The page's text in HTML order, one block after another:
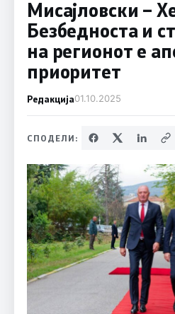
Мисајловски –
Безбедноста и
на регионот е
приоритет
Редакција01.10.2025
СПОДЕЛИ: